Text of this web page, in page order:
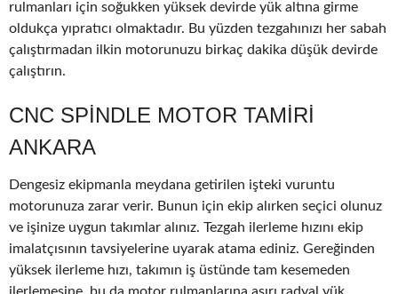
rulmanları için soğukken yüksek devirde yük altına girme
oldukça yıpratıcı olmaktadır. Bu yüzden tezgahınızı her sabah
çalıştırmadan ilkin motorunuzu birkaç dakika düşük devirde
çalıştırın.
CNC SPINDLE MOTOR TAMIRI
ANKARA
Dengesiz ekipmanla meydana getirilen işteki vuruntu
motorunuza zarar verir. Bunun için ekip alırken seçici olunuz
ve işinize uygun takımlar alınız. Tezgah ilerleme hızını ekip
imalatçısının tavsiyelerine uyarak atama ediniz. Gereğinden
yüksek ilerleme hızı, takımın iş üstünde tam kesemeden